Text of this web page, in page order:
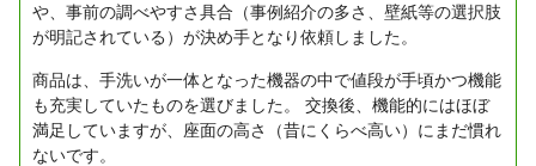
や、事前の調べやすさ具合（事例紹介の多さ、壁紙等の選択肢
が明記されている）が決め手となり依頼しました。
商品は、手洗いが一体となった機器の中で値段が手頃かつ機能
も充実していたものを選びました。
交換後、機能的にはほぼ
満足していますが、座面の高さ（昔にくらべ高い）にまだ慣れ
ないです。